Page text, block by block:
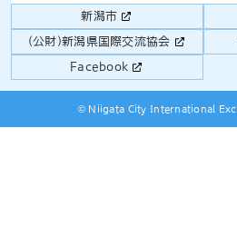
新潟市
(公財)新潟県国際交流協会
Facebook
© Niigata City International